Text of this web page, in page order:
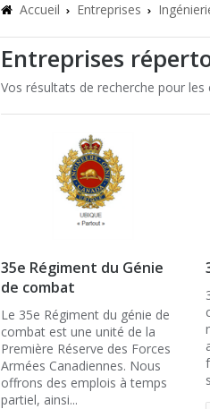
Accueil Entreprises
Entreprises
Vos résultats de recherche pour
35e Régiment du Génie
de combat
Le 35e Régiment du génie de
combat est une unité de la
Première Réserve des Forces
Armées Canadiennes. Nous
offrons des emplois à temps
partiel, ainsi...